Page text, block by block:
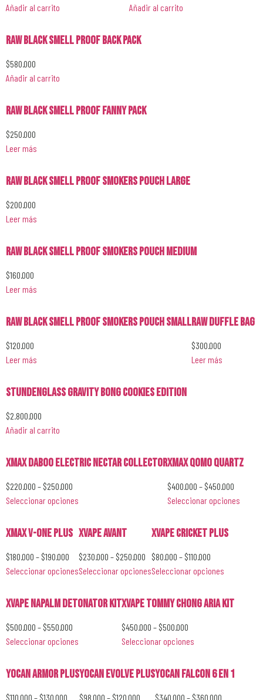
Añadir al carrito
Añadir al carrito
RAW Black Smell Proof Back Pack
$580.000
Añadir al carrito
RAW Black Smell Proof Fanny Pack
$250.000
Leer más
RAW Black Smell Proof Smokers Pouch Large
$200.000
Leer más
RAW Black Smell Proof Smokers Pouch Medium
$160.000
Leer más
RAW Black Smell Proof Smokers Pouch Small
$120.000
Leer más
RAW Duffle Bag
$300.000
Leer más
Stundenglass Gravity Bong Cookies Edition
$2.800.000
Añadir al carrito
XMAX DABOO Electric Nectar Collector
$220.000 – $250.000
Seleccionar opciones
XMAX QOMO Quartz
$400.000 – $450.000
Seleccionar opciones
XMAX V-ONE PLUS
$180.000 – $190.000
Seleccionar opciones
XVape Avant
$230.000 – $250.000
Seleccionar opciones
XVape Cricket Plus
$80.000 – $110.000
Seleccionar opciones
XVape Napalm Detonator Kit
$500.000 – $550.000
Seleccionar opciones
XVape Tommy Chong Aria Kit
$450.000 – $500.000
Seleccionar opciones
YoCan Armor Plus
$110.000 – $130.000
YoCan Evolve Plus
$98.000 – $120.000
YoCan Falcon 6 en 1
$340.000 – $360.000